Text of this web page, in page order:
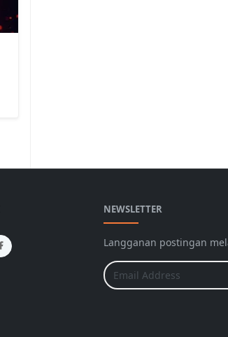
NEWSLETTER
Langganan postingan